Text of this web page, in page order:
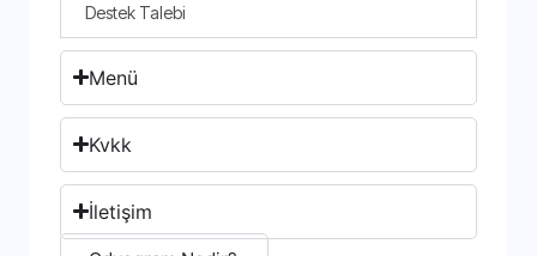
Destek Talebi
Menü
Kvkk
İletişim